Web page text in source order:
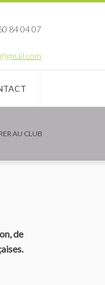
84 04 07
AU CLUB
de